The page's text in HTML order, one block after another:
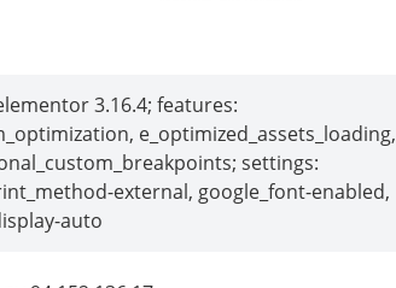
3.16.4; features:
e_optimized_assets_loading,
settings:
external, google_font-enabled,
auto